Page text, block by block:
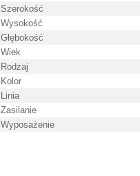
Szerokość
Wysokość
Głębokość
Wiek
Rodzaj
Kolor
Linia
Zasilanie
Wyposażenie